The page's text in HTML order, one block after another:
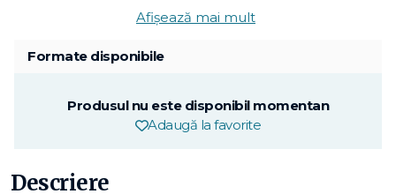
Afișează mai mult
Formate disponibile
Produsul nu este disponibil momentan
Adaugă la favorite
Descriere